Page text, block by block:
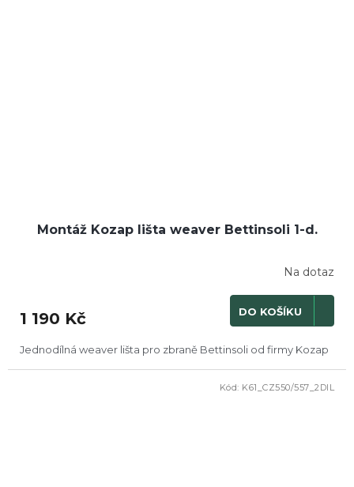
Montáž Kozap lišta weaver Bettinsoli 1-d.
Na dotaz
1 190 Kč DO KOŠÍKU
Jednodílná weaver lišta pro zbraně Bettinsoli od firmy Kozap
Kód: K61_CZ550/557_2DIL